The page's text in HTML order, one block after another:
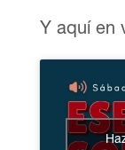
Y aquí en